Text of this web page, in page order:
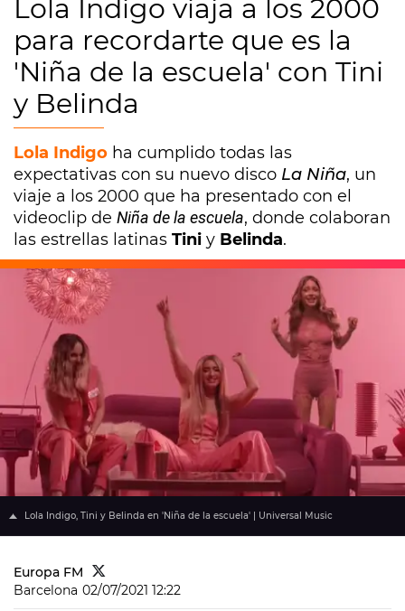
Lola Indigo viaja a los 2000
para recordarte que es la
'Niña de la escuela' con Tini
y Belinda
Lola Indigo ha cumplido todas las
expectativas con su nuevo disco La Niña, un
viaje a los 2000 que ha presentado con el
videoclip de Niña de la escuela, donde colaboran
las estrellas latinas Tini y Belinda.
Lola Indigo, Tini y Belinda en 'Niña de la escuela' | Universal Music
Europa FM
Barcelona 02/07/2021 12:22